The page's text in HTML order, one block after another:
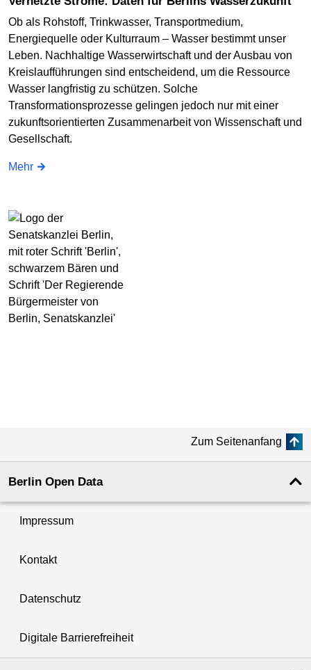
Ob als Rohstoff, Trinkwasser, Transportmedium,
Energiequelle oder Kulturraum – Wasser bestimmt unser
Leben. Nachhaltige Wasserwirtschaft und der Ausbau von
Kreislaufführungen sind entscheidend, um die Ressource
Wasser langfristig zu schützen. Solche
Transformationsprozesse gelingen jedoch nur mit einer
zukunftsorientierten Zusammenarbeit von Wissenschaft und
Gesellschaft.
Mehr
Zum Seitenanfang
Berlin Open Data
Impressum
Kontakt
Datenschutz
Digitale Barrierefreiheit